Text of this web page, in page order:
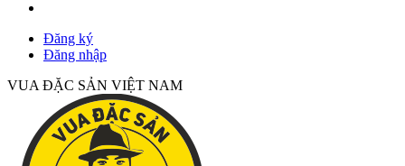
Đăng ký
Đăng nhập
VUA ĐẶC SẢN VIỆT NAM